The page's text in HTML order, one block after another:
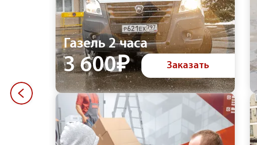
Газель 2 часа
3 600₽ Заказать